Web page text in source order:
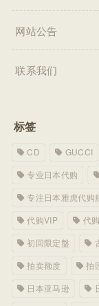
网站公告
联系我们
标签
CD GUCCI
专业日本代购
专注日本雅虎代购
代购VIP
代
初回限定盤
拍卖额度
拍
日本亚马逊